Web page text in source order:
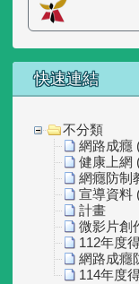
快速連結
不分類
網路成癮
健康上網
網癮防制
宣導資料
計畫
微影片創
112年度
網路成癮
114年度